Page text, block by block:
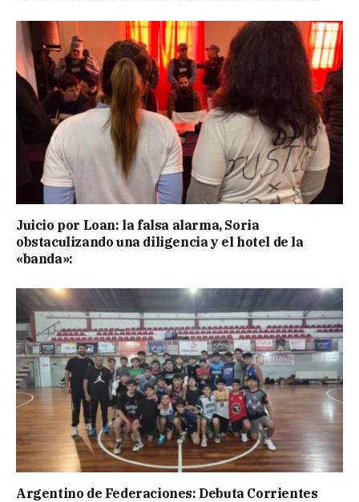
Juicio por Loan: la falsa alarma, Soria
obstaculizando una diligencia y el hotel de la
«banda»:
Argentino de Federaciones: Debuta Corrientes